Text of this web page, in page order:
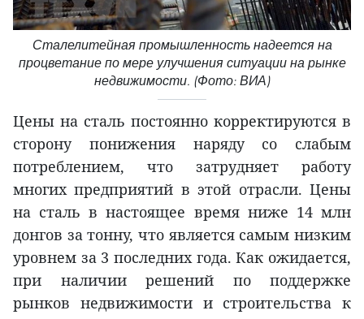
Сталелитейная промышленность надеется на
процветание по мере улучшения ситуации на рынке
недвижимости. (Фото: ВИА)
Цены на сталь постоянно корректируются в
сторону понижения наряду со слабым
потреблением, что затрудняет работу
многих предприятий в этой отрасли. Цены
на сталь в настоящее время ниже 14 млн
донгов за тонну, что является самым низким
уровнем за 3 последних года. Как ожидается,
при наличии решений по поддержке
рынков недвижимости и строительства к